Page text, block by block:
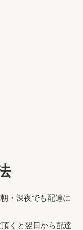
・深夜でも配達に
くと翌日から配達